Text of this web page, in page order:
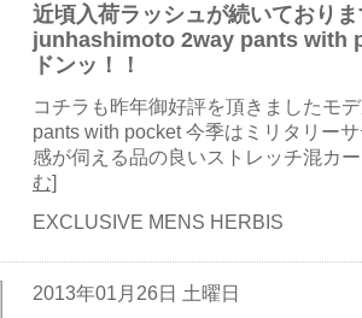
近頃入荷ラッシュが続いており
junhashimoto 2way pants with
ドンッ！！
コチラも昨年御好評を頂きましたモ
pants with pocket 今季はミリタリー
感が伺える品の良いストレッチ混カ
む]
EXCLUSIVE MENS HERBIS
2013年01月26日 土曜日